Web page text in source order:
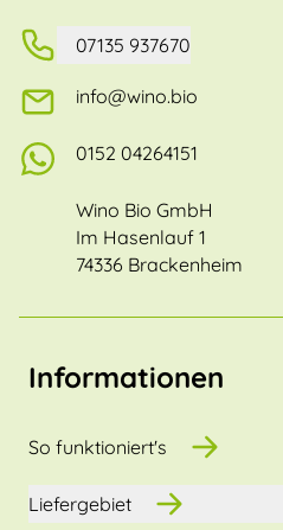
07135 937670
info@wino.bio
0152 04264151
Wino Bio GmbH
Im Hasenlauf 1
74336 Brackenheim
Informationen
So funktioniert's
Liefergebiet